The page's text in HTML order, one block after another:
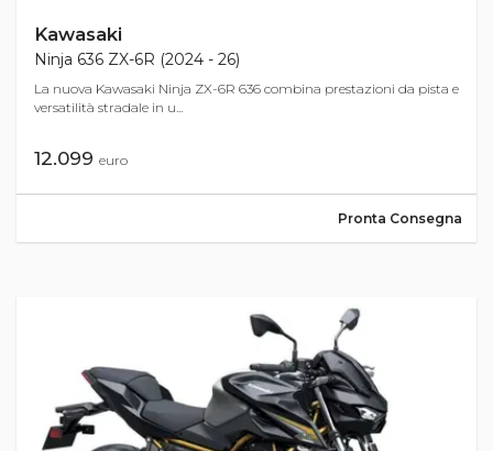
Kawasaki
Ninja 636 ZX-6R (2024 - 26)
La nuova Kawasaki Ninja ZX-6R 636 combina prestazioni da pista e
versatilità stradale in u...
12.099 euro
Pronta Consegna